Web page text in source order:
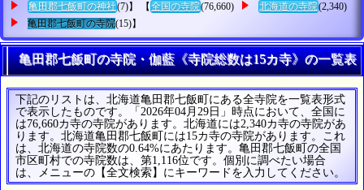
亀田郡七飯町の神社(7)】 【 全国の寺院(76,660) 北海道の寺院(2,340)
亀田郡七飯町の寺院(15)】
亀田郡七飯町の寺院・伽藍《寺院総数は15カ寺》の一覧表
下記のリストは、北海道亀田郡七飯町にある全寺院を一覧表形式
で表示したものです。「2026年04月29日」時点において、全国に
は76,660カ寺の寺院があります。北海道には2,340カ寺の寺院があ
ります。北海道亀田郡七飯町には15カ寺の寺院があります。これ
は、北海道の寺院数の0.64%にあたります。亀田郡七飯町の全国
市区町村での寺院数は、第1,116位です。個別に調べたい場合
は、メニューの【全文検索】にキーワードを入力してください。